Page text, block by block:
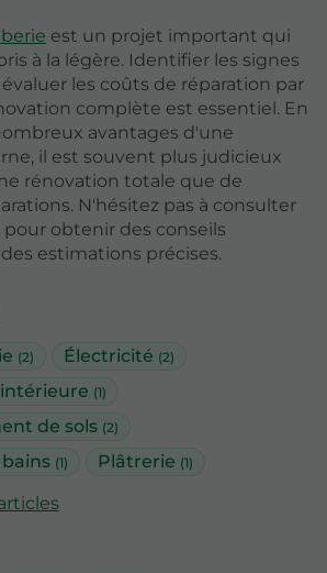
(2) Électricité (2)
(1)
de sols (2)
bains (1) Plâtrerie (1)
est un projet important qui
à la légère. Identifier les signes
les coûts de réparation par
complète est essentiel. En
avantages d'une
il est souvent plus judicieux
rénovation totale que de
N'hésitez pas à consulter
obtenir des conseils
estimations précises.